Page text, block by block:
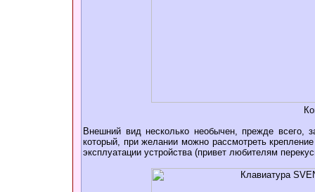
Внешний вид несколько необычен, прежде всего,
который, при желании можно рассмотреть
эксплуатации устройства (привет любителям